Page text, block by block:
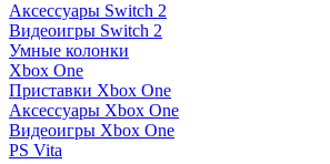
Аксессуары Switch 2
Видеоигры Switch 2
Умные колонки
Xbox One
Приставки Xbox One
Аксессуары Xbox One
Видеоигры Xbox One
PS Vita